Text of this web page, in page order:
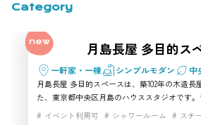
Category
月島長屋 多目的ス
一軒家・一棟 シンプルモダン 中
月島長屋 多目的スペースは、築102年の木造長
た、東京都中央区月島のハウススタジオです。
子、畳、ちゃぶ台、ダイニングキッチンが残り
イベント利用可 シャワールーム
スチ